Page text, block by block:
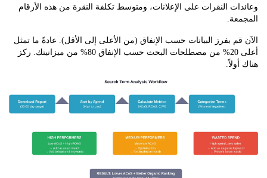
النقرات على الإعلانات، ومتوسط تكلفة النقرة من هذه الأرقام
بفرز البيانات حسب الإنفاق (من الأعلى إلى الأقل). عادةً ما تمثل
أعلى 20% من مصطلحات البحث حسب الإنفاق 80% من ميزانيتك. ركز